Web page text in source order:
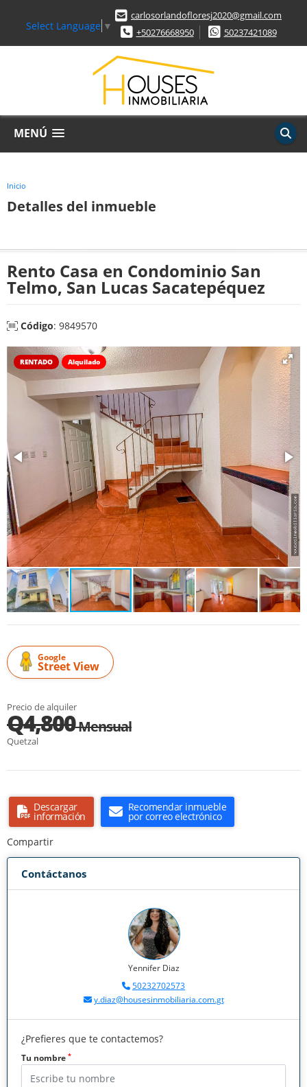
Select Language ▼
carlosorlandofloresj2020@gmail.com
+50276668950
50237421089
MENÚ
Inicio
Detalles del inmueble
Rento Casa en Condominio San
Telmo, San Lucas Sacatepéquez
Código: 9849570
RENTADO Alquilado
Google
Street View
Precio de alquiler
Q4,800Mensual
Quetzal
Descargar
información
Recomendar inmueble
por correo electrónico
Compartir
Contáctanos
Yennifer Diaz
50232702573
y.diaz@housesinmobiliaria.com.gt
¿Prefieres que te contactemos?
Tu nombre *